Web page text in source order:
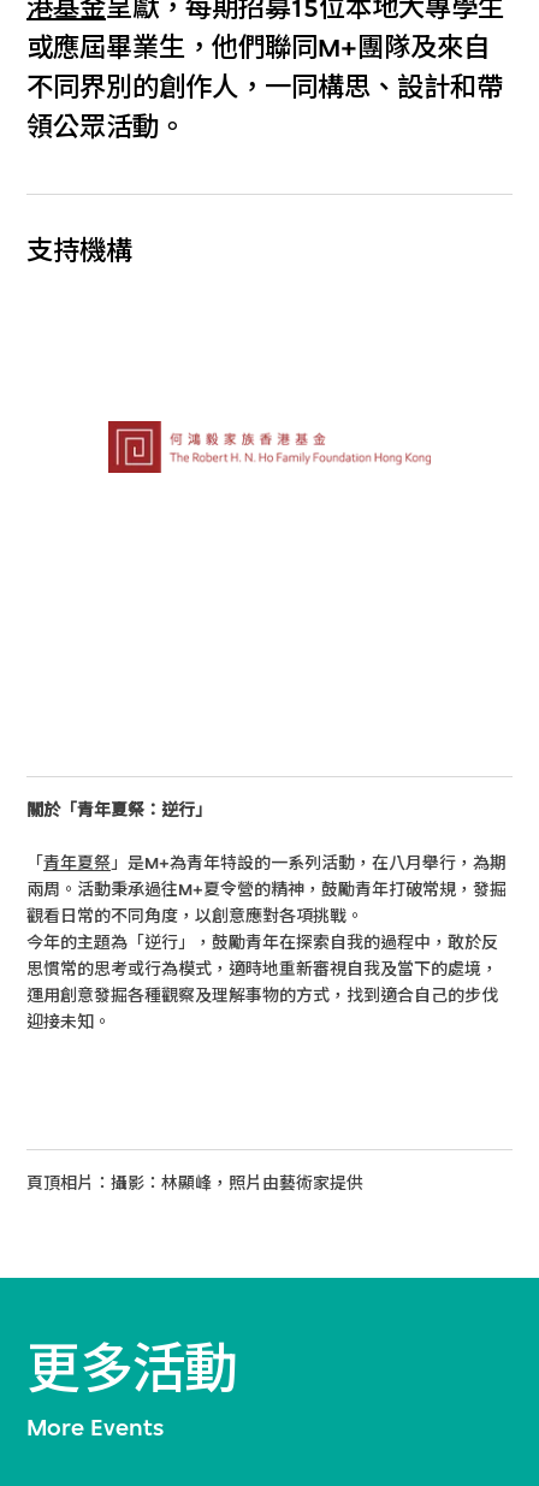
港基金呈獻，每期招募15位本地大專學生
或應屆畢業生，他們聯同M+團隊及來自
不同界別的創作人，一同構思、設計和帶
領公眾活動。
支持機構
關於「青年夏祭：逆行」
「青年夏祭」是M+為青年特設的一系列活動，在八月舉行，為期
兩周。活動秉承過往M+夏令營的精神，鼓勵青年打破常規，發掘
觀看日常的不同角度，以創意應對各項挑戰。
今年的主題為「逆行」，鼓勵青年在探索自我的過程中，敢於反
思慣常的思考或行為模式，適時地重新審視自我及當下的處境，
運用創意發掘各種觀察及理解事物的方式，找到適合自己的步伐
迎接未知。
頁頂相片：攝影：林顯峰，照片由藝術家提供
更多活動
More Events